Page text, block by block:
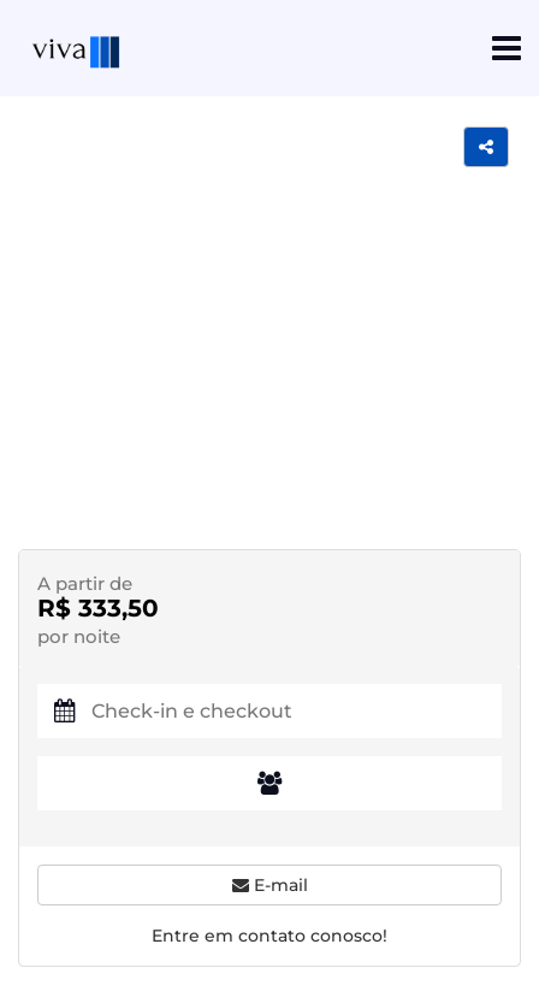
A partir de
R$ 333,50
por noite
E-mail
Entre em contato conosco!